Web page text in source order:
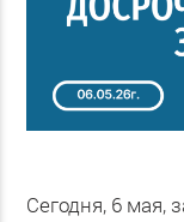
Сегодня, 6 мая,